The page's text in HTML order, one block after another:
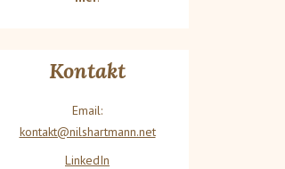
Kontakt
Email:
kontakt@nilshartmann.net
LinkedIn